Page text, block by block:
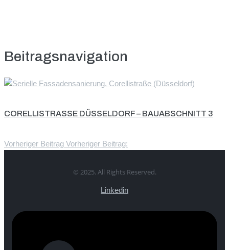
Beitragsnavigation
CORELLISTRASSE DÜSSELDORF – BAUABSCHNITT 3
Vorheriger Beitrag Vorheriger Beitrag:
© 2025. All Rights Reserved.
Linkedin